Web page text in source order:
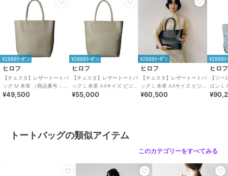
※照明の関係により、実際よりも色味が違って見える場合がありま
す。また、パソコン・スマートフォンなどの環境により、若干製品と
画像のカラーが異なる場合もございます。
重量:約295g(サンプルサイズ)
ブランド ヒロフ
性別タイプ
レディース
トートバッグ
シルバー（００６）、ブラック
（０１９）、ミルキーウェイ（２
¥2888ｸｰﾎﾟﾝ
ヒロフ
【チェスタ】レザートートバ
ッグ M 本革 （商品番号：
P25-30008）
¥49,500
¥2888ｸｰﾎﾟﾝ
ヒロフ
【チェスタ】レザートートバ
ッグ L 本革 A4サイズ ビジネ
スバッグ（商品番号：P25-
¥55,000
¥2888ｸｰﾎﾟﾝ
ヒロフ
【チェスタ】レザートートバ
ッグ L 本革 A4サイズ ビジネ
スバッグ ※WEB限定（商品番
¥60,500
¥2888ｸ
ヒロフ
【リ
ロン L
ッグ（
トートバッグの類似アイテム
このカテゴリーをすべてみる